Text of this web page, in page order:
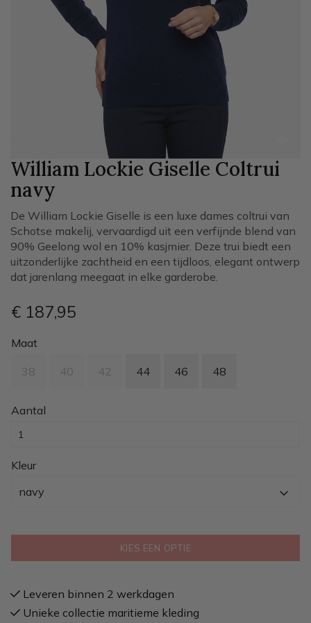
William Lockie Giselle Coltrui
navy
De William Lockie Giselle is een luxe dames coltrui van
Schotse makelij, vervaardigd uit een verfijnde blend van
90% Geelong wol en 10% kasjmier. Deze trui biedt een
uitzonderlijke zachtheid en een tijdloos, elegant ontwerp
dat jarenlang meegaat in elke garderobe.
€ 187,95
Maat
38 40 42 44 46 48
Aantal
Kleur
navy
KIES EEN OPTIE
Leveren binnen 2 werkdagen
Unieke collectie maritieme kleding